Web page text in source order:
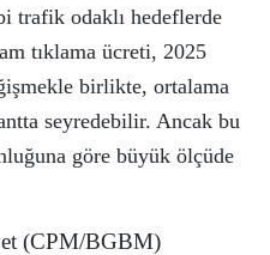
trafik odaklı hedeflerde
tıklama ücreti, 2025
birlikte, ortalama
seyredebilir. Ancak bu
göre büyük ölçüde
(CPM/BGBM)